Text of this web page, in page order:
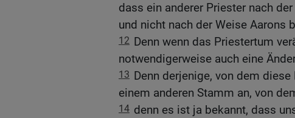
dass ein anderer Priester nach
und nicht nach der Weise Aarons
12 Denn wenn das Priestertum
notwendigerweise auch eine
13 Denn derjenige, von dem
einem anderen Stamm an, von
14 denn es ist ja bekannt, dass